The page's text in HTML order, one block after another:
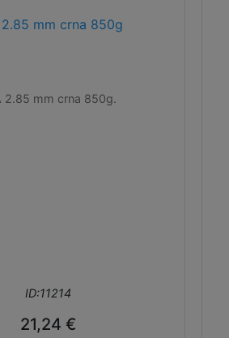
2.85 mm crna 850g
2.85 mm crna 850g.
ID:11214
21,24 €